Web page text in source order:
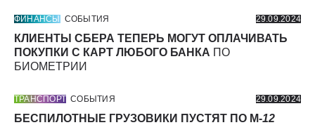
ФИНАНСЫ СОБЫТИЯ 29.09.2024
КЛИЕНТЫ СБЕРА ТЕПЕРЬ МОГУТ ОПЛАЧИВАТЬ
ПОКУПКИ С КАРТ ЛЮБОГО БАНКА ПО
БИОМЕТРИИ
ТРАНСПОРТ СОБЫТИЯ 29.09.2024
БЕСПИЛОТНЫЕ ГРУЗОВИКИ ПУСТЯТ ПО М-12